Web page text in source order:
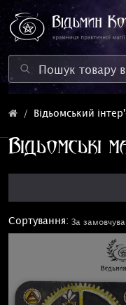
Відьомський
Відьомські
Сортування: